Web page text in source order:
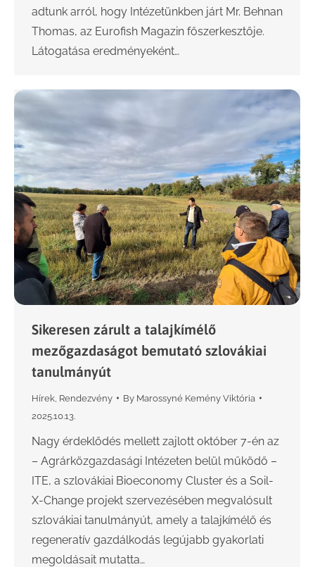
adtunk arról, hogy Intézetünkben járt Mr. Behnan
Thomas, az Eurofish Magazin főszerkesztője.
Látogatása eredményeként…
Sikeresen zárult a talajkímélő
mezőgazdaságot bemutató szlovákiai
tanulmányút
Hírek Rendezvény By Marossyné Kemény Viktória
2025.10.13.
Nagy érdeklődés mellett zajlott október 7-én az
– Agrárközgazdasági Intézeten belül működő –
ITE, a szlovákiai Bioeconomy Cluster és a Soil-
X-Change projekt szervezésében megvalósult
szlovákiai tanulmányút, amely a talajkímélő és
regeneratív gazdálkodás legújabb gyakorlati
megoldásait mutatta…